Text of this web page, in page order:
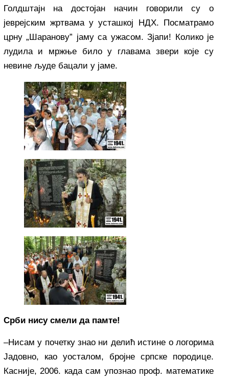
Голдштајн на достојан начин говорили су о
јеврејским жртвама у усташкој НДХ. Посматрамо
црну „Шаранову” јаму са ужасом. Зјапи! Колико је
лудила и мржње било у главама звери које су
невине људе бацали у јаме.
Срби нису смели да памте!
–Нисам у почетку знао ни делић истине о логорима
Јадовно, као уосталом, бројне српске породице.
Касније, 2006. када сам упознао проф. математике